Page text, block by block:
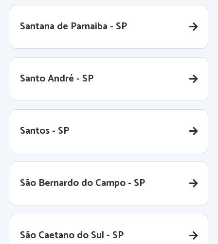
Santana de Parnaiba - SP
Santo André - SP
Santos - SP
São Bernardo do Campo - SP
São Caetano do Sul - SP